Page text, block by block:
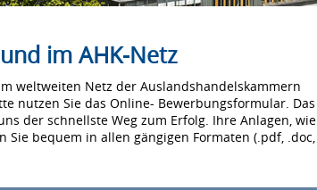
im AHK-Netz
weltweiten Netz der Auslandshandelskammern
nutzen Sie das Online- Bewerbungsformular. Das
der schnellste Weg zum Erfolg. Ihre Anlagen, wie
Sie bequem in allen gängigen Formaten (.pdf, .doc,